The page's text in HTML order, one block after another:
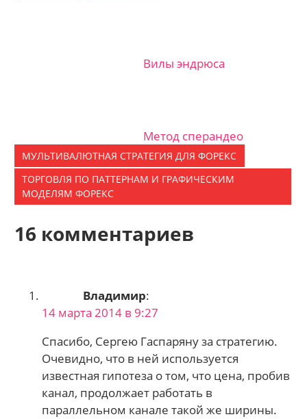
Вилы эндрюса
Метод сперандео
МУЛЬТИВАЛЮТНАЯ СТРАТЕГИЯ ДЛЯ ФОРЕКС
ТОРГОВЛЯ ПО ПАТТЕРНАМ И ГРАФИЧЕСКИМ
МОДЕЛЯМ ФОРЕКС
16 комментариев
Владимир:
14 марта 2014 в 9:27
Спасибо, Сергею Гаспаряну за стратегию.
Очевидно, что в ней используется
известная гипотеза о том, что цена, пробив
канал, продолжает работать в
параллельном канале такой же ширины.